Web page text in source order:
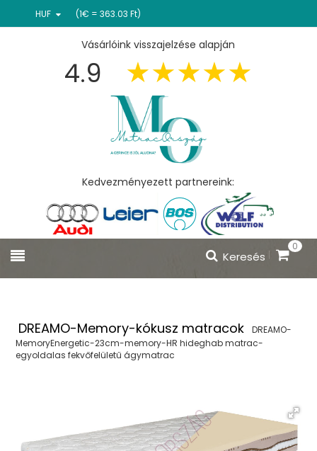
HUF (1€ = 363.03 Ft)
Vásárlóink visszajelzése alapján
4.9
Kedvezményezett partnereink:
0
Keresés
DREAMO-Memory-kókusz matracok
DREAMO-
MemoryEnergetic-23cm-memory-HR hideghab matrac-
egyoldalas fekvőfelületű ágymatrac